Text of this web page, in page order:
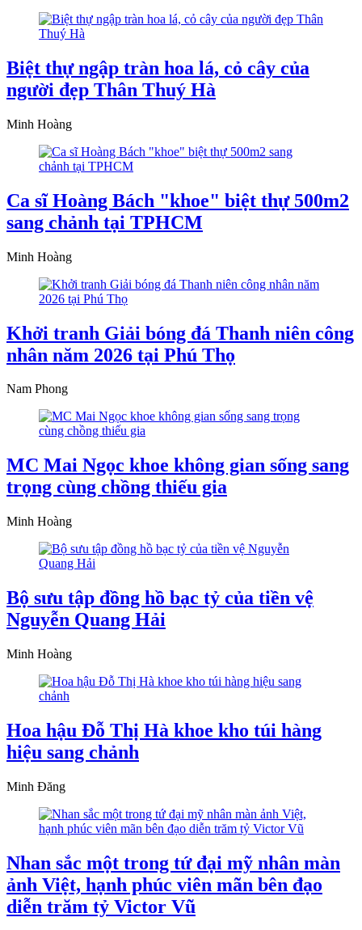
Biệt thự ngập tràn hoa lá, cỏ cây của
người đẹp Thân Thuý Hà
Minh Hoàng
Ca sĩ Hoàng Bách "khoe" biệt thự 500m2
sang chảnh tại TPHCM
Minh Hoàng
Khởi tranh Giải bóng đá Thanh niên công
nhân năm 2026 tại Phú Thọ
Nam Phong
MC Mai Ngọc khoe không gian sống sang
trọng cùng chồng thiếu gia
Minh Hoàng
Bộ sưu tập đồng hồ bạc tỷ của tiền vệ
Nguyễn Quang Hải
Minh Hoàng
Hoa hậu Đỗ Thị Hà khoe kho túi hàng
hiệu sang chảnh
Minh Đăng
Nhan sắc một trong tứ đại mỹ nhân màn
ảnh Việt, hạnh phúc viên mãn bên đạo
diễn trăm tỷ Victor Vũ